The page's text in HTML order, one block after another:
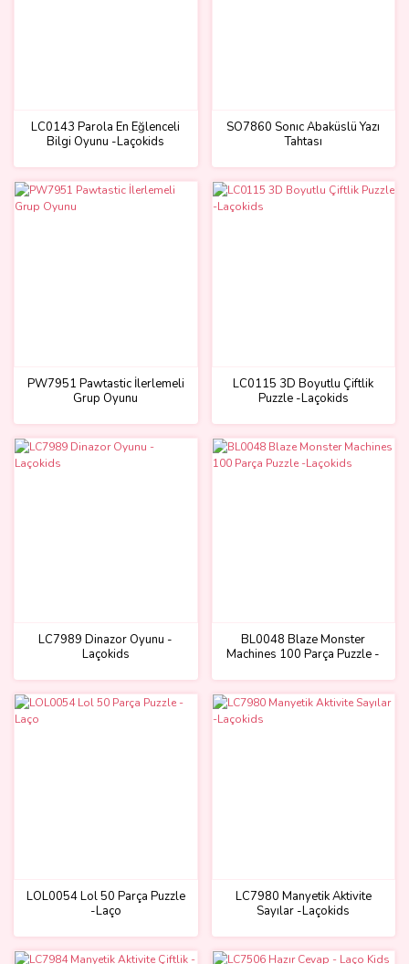
LC0143 Parola En Eğlenceli
Bilgi Oyunu -Laçokids
SO7860 Sonıc Abaküslü Yazı
Tahtası
PW7951 Pawtastic İlerlemeli
Grup Oyunu
LC0115 3D Boyutlu Çiftlik
Puzzle -Laçokids
LC7989 Dinazor Oyunu -
Laçokids
BL0048 Blaze Monster
Machines 100 Parça Puzzle -
LOL0054 Lol 50 Parça Puzzle
-Laço
LC7980 Manyetik Aktivite
Sayılar -Laçokids